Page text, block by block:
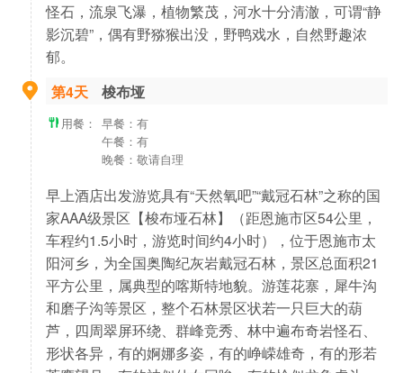
怪石，流泉飞瀑，植物繁茂，河水十分清澈，可谓“静
影沉碧”，偶有野猕猴出没，野鸭戏水，自然野趣浓
郁。
第4天 梭布垭
用餐： 早餐：有
午餐：有
晚餐：敬请自理
早上酒店出发游览具有“天然氧吧”“戴冠石林”之称的国
家AAA级景区【梭布垭石林】（距恩施市区54公里，
车程约1.5小时，游览时间约4小时），位于恩施市太
阳河乡，为全国奥陶纪灰岩戴冠石林，景区总面积21
平方公里，属典型的喀斯特地貌。游莲花寨，犀牛沟
和磨子沟等景区，整个石林景区状若一只巨大的葫
芦，四周翠屏环绕、群峰竞秀、林中遍布奇岩怪石、
形状各异，有的婀娜多姿，有的峥嵘雄奇，有的形若